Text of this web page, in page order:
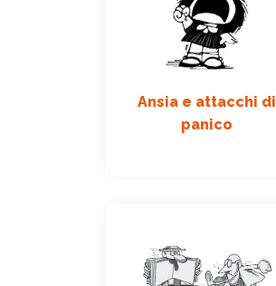
Ansia e attacchi di
panico